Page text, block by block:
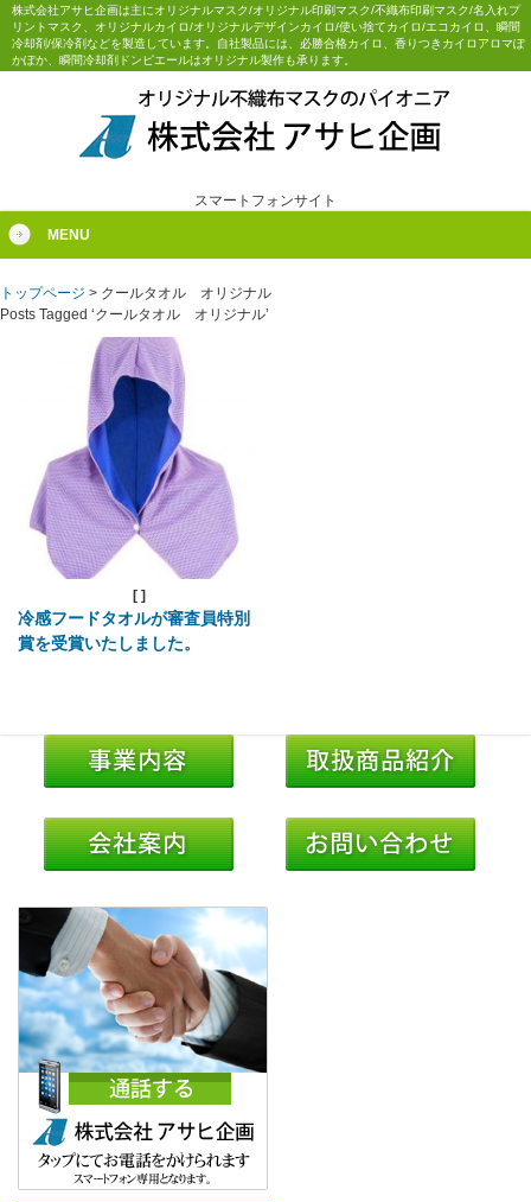
株式会社アサヒ企画は主にオリジナルマスク/オリジナル印刷マスク/不織布印刷マスク/名入れプ
リントマスク、オリジナルカイロ/オリジナルデザインカイロ/使い捨てカイロ/エコカイロ、瞬間
冷却剤/保冷剤などを製造しています。自社製品には、必勝合格カイロ、香りつきカイロアロマぽ
かぽか、瞬間冷却剤ドンピエールはオリジナル製作も承ります。
スマートフォンサイト
MENU
トップページ > クールタオル オリジナル
Posts Tagged ‘クールタオル オリジナル’
[ ]
冷感フードタオルが審査員特別
賞を受賞いたしました。